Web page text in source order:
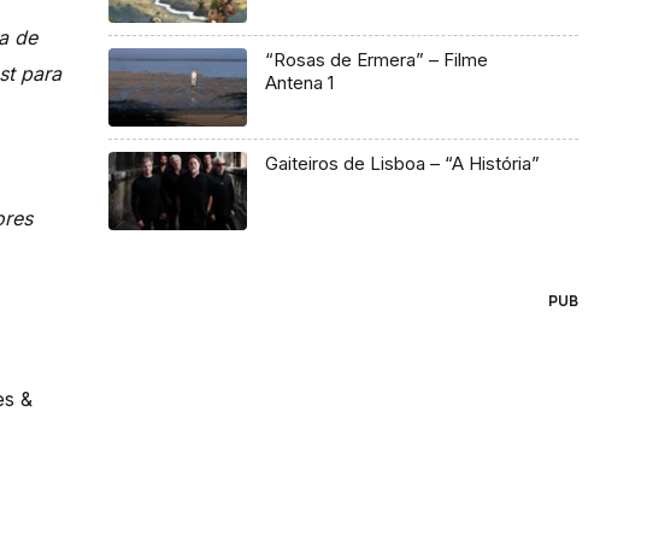
de
para
&
“Rosas de Ermera” – Filme
Antena 1
Gaiteiros de Lisboa – “A História”
PUB